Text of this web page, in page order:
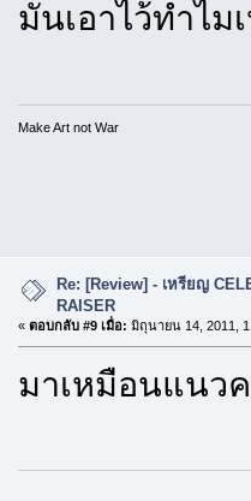
มันเอาไว้ทำไ
Make Art not War
Re: [Review] - เหรียญ
RAISER
« ตอบกลับ #9 เมื่อ: มิถุนายน 14, 2011,
มาเหมือนแนว